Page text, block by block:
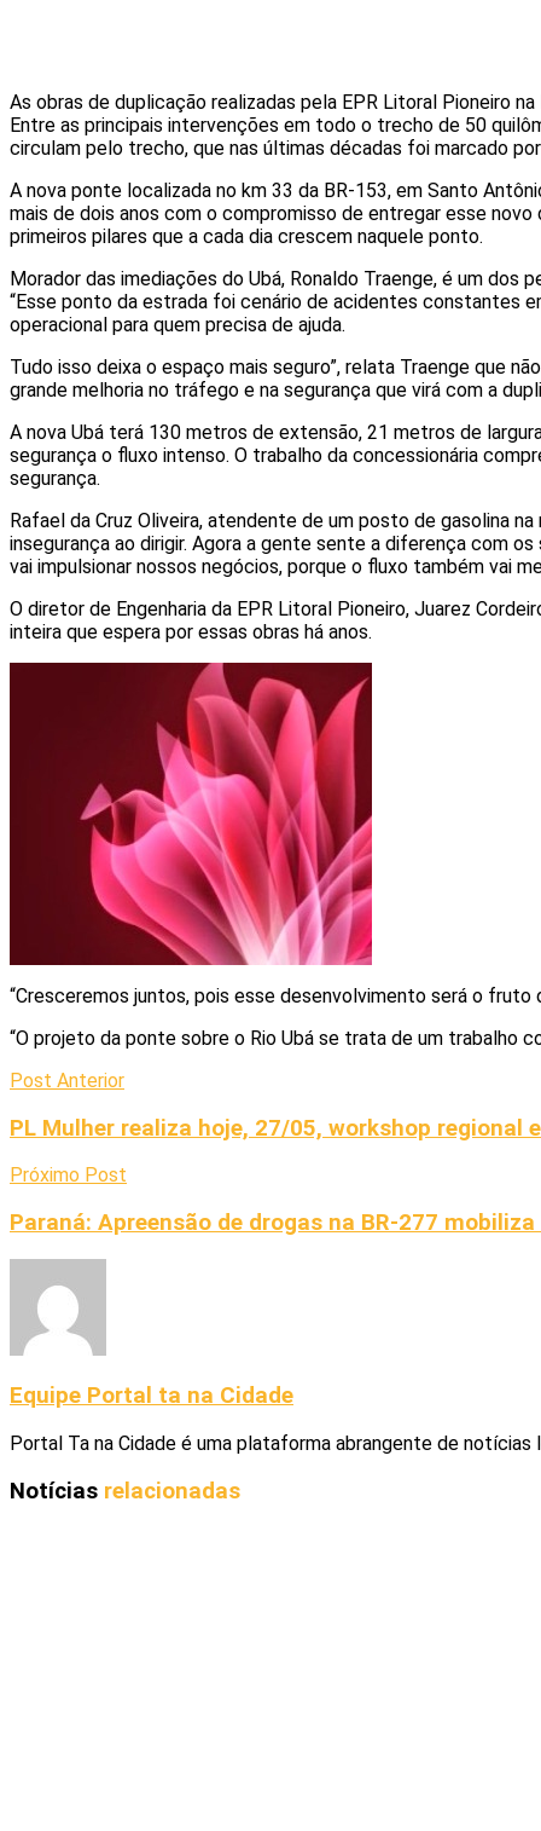
As obras de duplicação realizadas pela EPR Litoral Pioneiro
Entre as principais intervenções em todo o trecho de 50
circulam pelo trecho, que nas últimas décadas foi marcado
A nova ponte localizada no km 33 da BR-153, em Santo
mais de dois anos com o compromisso de entregar esse
primeiros pilares que a cada dia crescem naquele ponto.
Morador das imediações do Ubá, Ronaldo Traenge, é um dos
“Esse ponto da estrada foi cenário de acidentes constantes
operacional para quem precisa de ajuda.
Tudo isso deixa o espaço mais seguro”, relata Traenge que
grande melhoria no tráfego e na segurança que virá com a
A nova Ubá terá 130 metros de extensão, 21 metros de
segurança o fluxo intenso. O trabalho da concessionária
segurança.
Rafael da Cruz Oliveira, atendente de um posto de gasolina
insegurança ao dirigir. Agora a gente sente a diferença com
vai impulsionar nossos negócios, porque o fluxo também vai
O diretor de Engenharia da EPR Litoral Pioneiro, Juarez
inteira que espera por essas obras há anos.
“Cresceremos juntos, pois esse desenvolvimento será o
“O projeto da ponte sobre o Rio Ubá se trata de um trabalho
Post Anterior
PL Mulher realiza hoje, 27/05, workshop regional
Próximo Post
Paraná: Apreensão de drogas na BR-277 mobiliza
Equipe Portal ta na Cidade
Portal Ta na Cidade é uma plataforma abrangente de
Notícias relacionadas